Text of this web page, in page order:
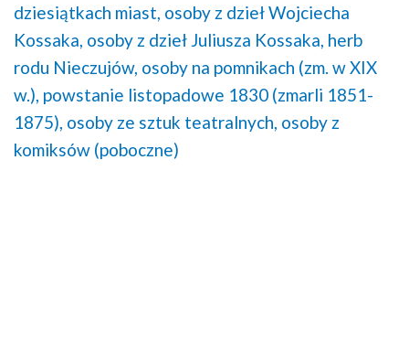
dziesiątkach miast, osoby z dzieł Wojciecha
Kossaka, osoby z dzieł Juliusza Kossaka, herb
rodu Nieczujów, osoby na pomnikach (zm. w XIX
w.), powstanie listopadowe 1830 (zmarli 1851-
1875), osoby ze sztuk teatralnych, osoby z
komiksów (poboczne)